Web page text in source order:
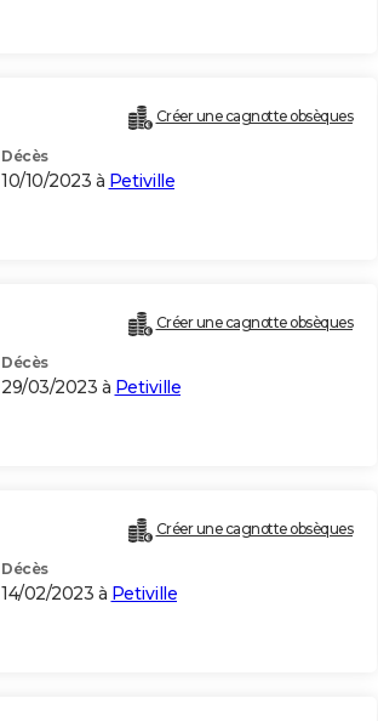
Créer une cagnotte obsèques
Décès
10/10/2023 à Petiville
Créer une cagnotte obsèques
Décès
29/03/2023 à Petiville
Créer une cagnotte obsèques
Décès
14/02/2023 à Petiville